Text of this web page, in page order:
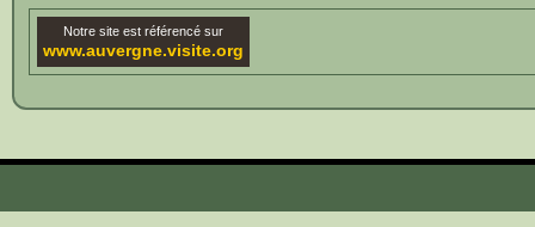
Notre site est référencé sur
www.auvergne.visite.org